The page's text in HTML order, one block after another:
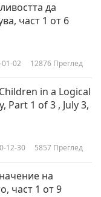
да
част 1 от 6
02 12876 Преглед
in a Logical
Part 1 of 3 , July 3,
12-30 5857 Преглед
на
част 1 от 9